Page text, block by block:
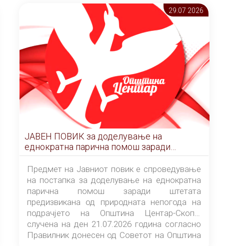
29.07 2026
ЈАВЕН ПОВИК за доделување на
еднократна парична помош заради
штетата предизвикана од природната
непогода на подрачјето на Општина
Центар-Скопје случена на ден 21.07.2026
година
Предмет на Јавниот повик е спроведување
на постапка за доделување на еднократна
парична помош заради штетата
предизвикана од природната непогода на
подрачјето на Општина Центар-Скопје
случена на ден 21.07.2026 година согласно
Правилник донесен од Советот на Општина